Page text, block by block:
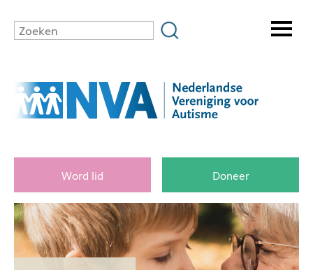
Word lid Doneer